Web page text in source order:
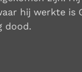
hij werkte is
dood.